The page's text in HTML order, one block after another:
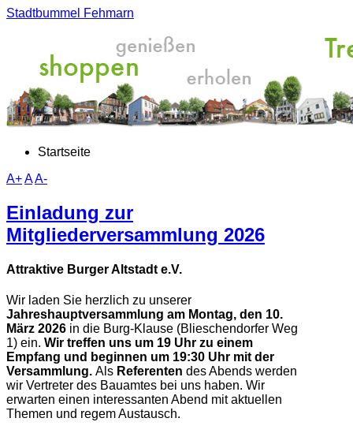
Stadtbummel Fehmarn
Startseite
A+AA-
Einladung zur
Mitgliederversammlung 2026
Attraktive Burger Altstadt e.V.
Wir laden Sie herzlich zu unserer
Jahreshauptversammlung am Montag, den 10.
März 2026 in die Burg-Klause (Blieschendorfer Weg
1) ein. Wir treffen uns um 19 Uhr zu einem
Empfang und beginnen um 19:30 Uhr mit der
Versammlung. Als Referenten des Abends werden
wir Vertreter des Bauamtes bei uns haben. Wir
erwarten einen interessanten Abend mit aktuellen
Themen und regem Austausch.